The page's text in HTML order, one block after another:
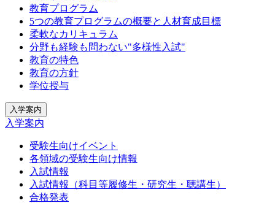
教育プログラム
5つの教育プログラムの概要と人材育成目標
柔軟なカリキュラム
分野も経験も問わない"多様性入試"
教育の特色
教育の方針
学位授与
入学案内
入学案内
受験生向けイベント
各領域の受験生向け情報
入試情報
入試情報（科目等履修生・研究生・聴講生）
合格発表